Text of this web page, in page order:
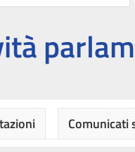
Comunicati